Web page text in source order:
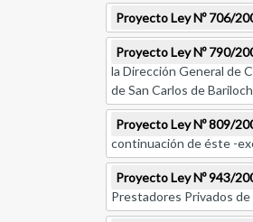
Proyecto Ley Nº 706/
Proyecto Ley Nº 790/
la Dirección General de
de San Carlos de
Proyecto Ley Nº 809/
continuación de éste -
Proyecto Ley Nº 943/
Prestadores Privados